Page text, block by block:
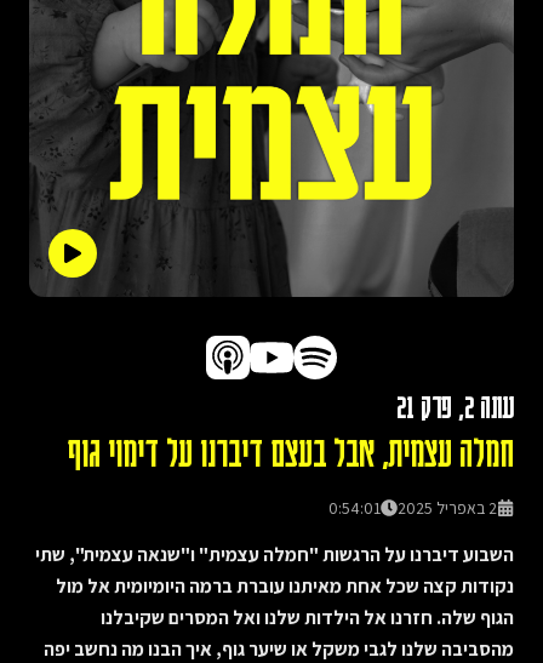
עונה2, פרק 21
חמלה עצמית, אבל בעצם דיברנו על דימוי גוף
2 באפריל 2025 0:54:01
השבוע דיברנו על הרגשות "חמלה עצמית" ו"שנאה עצמית", שתי
נקודות קצה שכל אחת מאיתנו עוברת ברמה היומיומית אל מול
הגוף שלה. חזרנו אל הילדות שלנו ואל המסרים שקיבלנו
מהסביבה שלנו לגבי משקל או שיער גוף, איך הבנו מה נחשב יפה